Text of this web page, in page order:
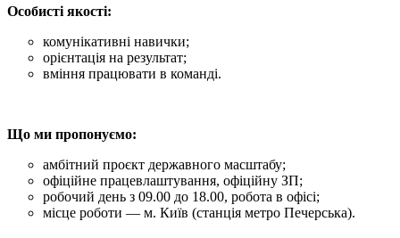
Особисті якості:
комунікативні навички;
орієнтація на результат;
вміння працювати в команді.
Що ми пропонуємо:
амбітний проєкт державного масштабу;
офіційне працевлаштування, офіційну ЗП;
робочий день з 09.00 до 18.00, робота в офісі;
місце роботи — м. Київ (станція метро Печерська).